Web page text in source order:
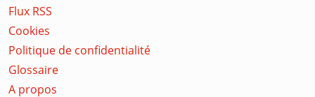
Flux RSS
Cookies
Politique de confidentialité
Glossaire
A propos